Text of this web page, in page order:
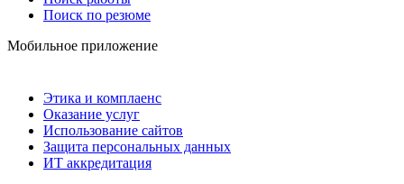
Поиск по резюме
Мобильное приложение
Этика и комплаенс
Оказание услуг
Использование сайтов
Защита персональных данных
ИТ аккредитация